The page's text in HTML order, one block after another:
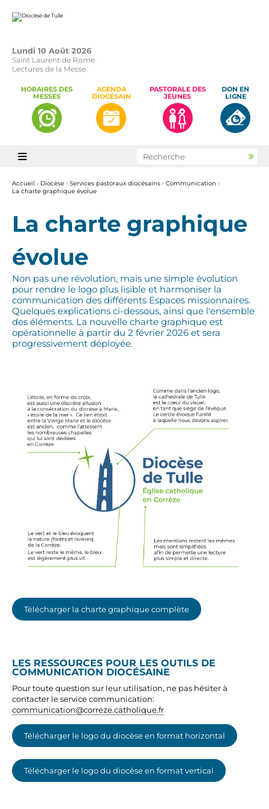
contenu.
navigationLundi 10 Août 2026
Saint Laurent de Rome
Lectures de la Messe
HORAIRES DES
MESSES
AGENDA
DIOCÉSAIN
PASTORALE DES
JEUNES
DON EN
LIGNE

Accueil › Diocèse › Services pastoraux diocésains › Communication ›
La charte graphique évolue
La charte graphique
évolue
Non pas une révolution, mais une simple évolution
pour rendre le logo plus lisible et harmoniser la
communication des différents Espaces missionnaires.
Quelques explications ci-dessous, ainsi que l'ensemble
des éléments. La nouvelle charte graphique est
opérationnelle à partir du 2 février 2026 et sera
progressivement déployée.
Télécharger la charte graphique complète
LES RESSOURCES POUR LES OUTILS DE
COMMUNICATION DIOCÉSAINE
Pour toute question sur leur utilisation, ne pas hésiter à
contacter le service communication:
communication@correze.catholique.fr
Télécharger le logo du diocèse en format horizontal
Télécharger le logo du diocèse en format vertical